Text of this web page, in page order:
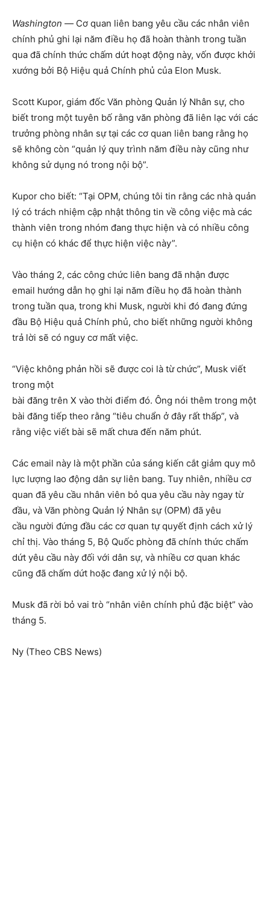
Washington — Cơ quan liên bang yêu cầu các nhân viên
chính phủ ghi lại năm điều họ đã hoàn thành trong tuần
qua đã chính thức chấm dứt hoạt động này, vốn được khởi
xướng bởi Bộ Hiệu quả Chính phủ của Elon Musk.
Scott Kupor, giám đốc Văn phòng Quản lý Nhân sự, cho
biết trong một tuyên bố rằng văn phòng đã liên lạc với các
trưởng phòng nhân sự tại các cơ quan liên bang rằng họ
sẽ không còn “quản lý quy trình năm điều này cũng như
không sử dụng nó trong nội bộ”.
Kupor cho biết: “Tại OPM, chúng tôi tin rằng các nhà quản
lý có trách nhiệm cập nhật thông tin về công việc mà các
thành viên trong nhóm đang thực hiện và có nhiều công
cụ hiện có khác để thực hiện việc này”.
Vào tháng 2, các công chức liên bang đã nhận được
email hướng dẫn họ ghi lại năm điều họ đã hoàn thành
trong tuần qua, trong khi Musk, người khi đó đang đứng
đầu Bộ Hiệu quả Chính phủ, cho biết những người không
trả lời sẽ có nguy cơ mất việc.
“Việc không phản hồi sẽ được coi là từ chức”, Musk viết
trong một
bài đăng trên X vào thời điểm đó. Ông nói thêm trong một
bài đăng tiếp theo rằng “tiêu chuẩn ở đây rất thấp”, và
rằng việc viết bài sẽ mất chưa đến năm phút.
Các email này là một phần của sáng kiến cắt giảm quy mô
lực lượng lao động dân sự liên bang. Tuy nhiên, nhiều cơ
quan đã yêu cầu nhân viên bỏ qua yêu cầu này ngay từ
đầu, và Văn phòng Quản lý Nhân sự (OPM) đã yêu
cầu người đứng đầu các cơ quan tự quyết định cách xử lý
chỉ thị. Vào tháng 5, Bộ Quốc phòng đã chính thức chấm
dứt yêu cầu này đối với dân sự, và nhiều cơ quan khác
cũng đã chấm dứt hoặc đang xử lý nội bộ.
Musk đã rời bỏ vai trò “nhân viên chính phủ đặc biệt” vào
tháng 5.
Ny (Theo CBS News)